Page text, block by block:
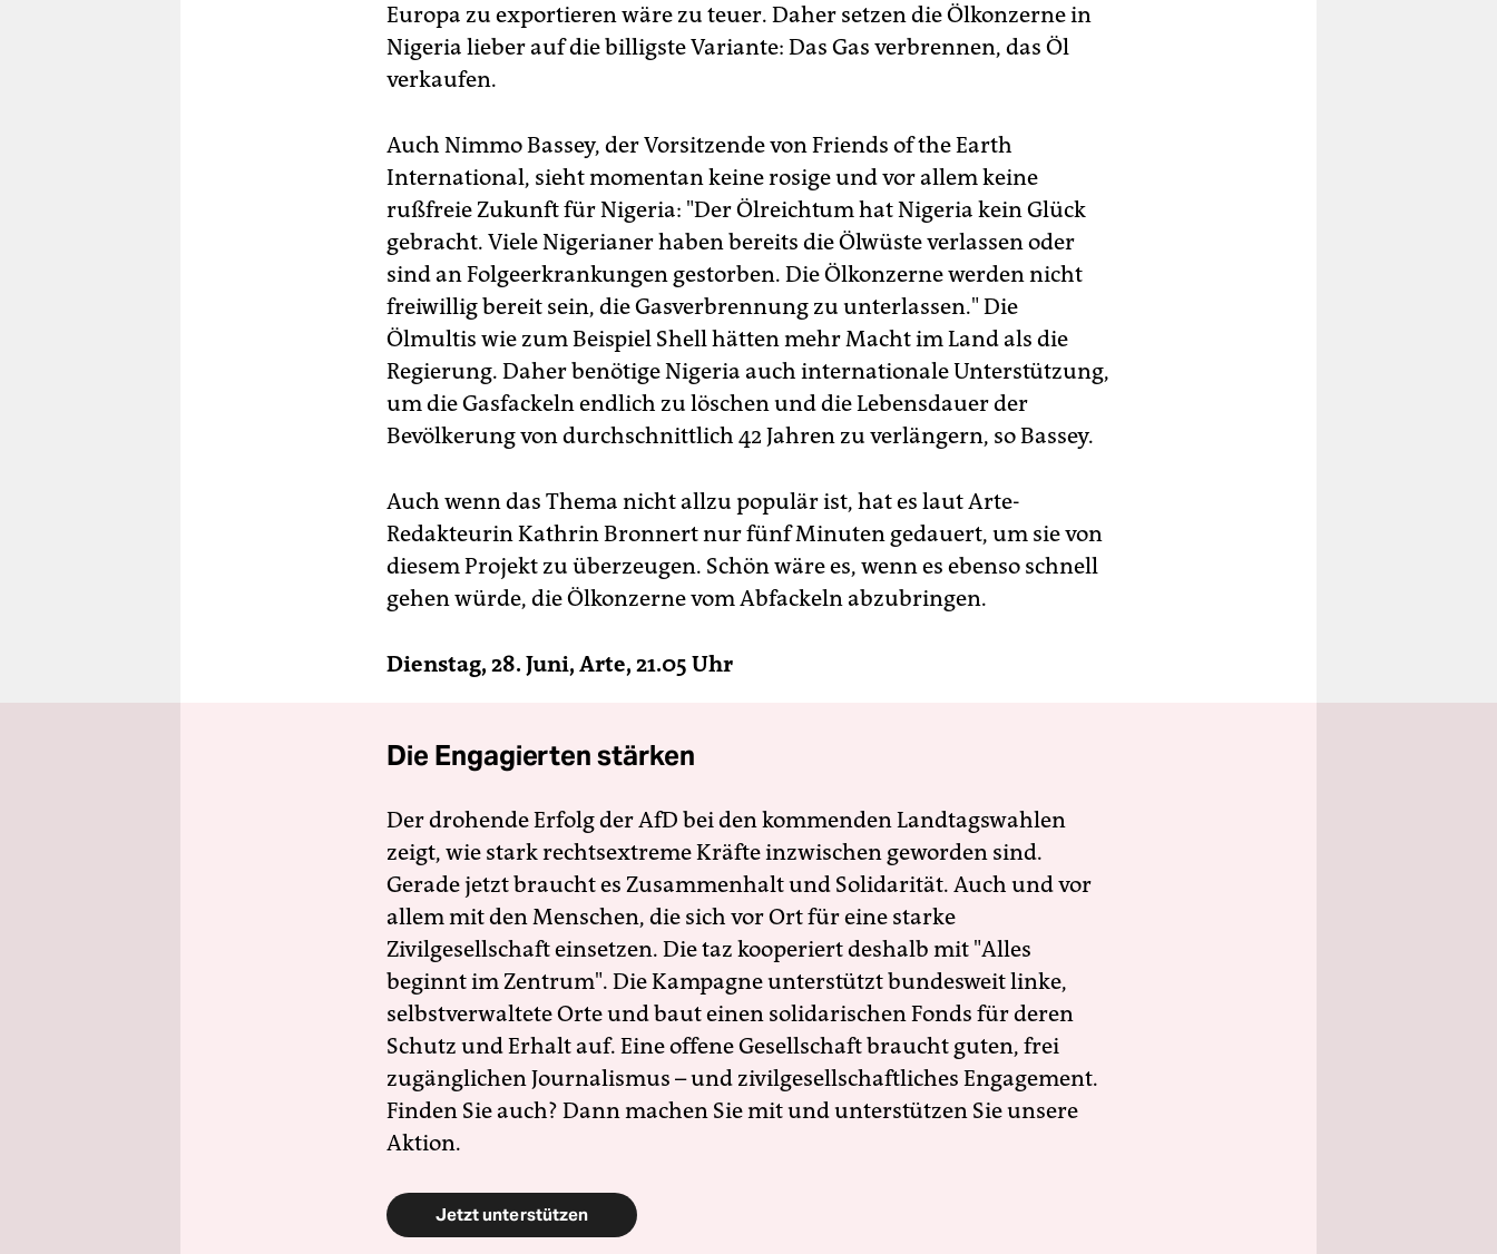
Europa zu exportieren wäre zu teuer. Daher setzen die Ölkonzerne in
Nigeria lieber auf die billigste Variante: Das Gas verbrennen, das Öl
verkaufen.
Auch Nimmo Bassey, der Vorsitzende von Friends of the Earth
International, sieht momentan keine rosige und vor allem keine
rußfreie Zukunft für Nigeria: "Der Ölreichtum hat Nigeria kein Glück
gebracht. Viele Nigerianer haben bereits die Ölwüste verlassen oder
sind an Folgeerkrankungen gestorben. Die Ölkonzerne werden nicht
freiwillig bereit sein, die Gasverbrennung zu unterlassen." Die
Ölmultis wie zum Beispiel Shell hätten mehr Macht im Land als die
Regierung. Daher benötige Nigeria auch internationale Unterstützung,
um die Gasfackeln endlich zu löschen und die Lebensdauer der
Bevölkerung von durchschnittlich 42 Jahren zu verlängern, so Bassey.
Auch wenn das Thema nicht allzu populär ist, hat es laut Arte-
Redakteurin Kathrin Bronnert nur fünf Minuten gedauert, um sie von
diesem Projekt zu überzeugen. Schön wäre es, wenn es ebenso schnell
gehen würde, die Ölkonzerne vom Abfackeln abzubringen.
Dienstag, 28. Juni, Arte, 21.05 Uhr
Die Engagierten stärken
Der drohende Erfolg der AfD bei den kommenden Landtagswahlen
zeigt, wie stark rechtsextreme Kräfte inzwischen geworden sind.
Gerade jetzt braucht es Zusammenhalt und Solidarität. Auch und vor
allem mit den Menschen, die sich vor Ort für eine starke
Zivilgesellschaft einsetzen. Die taz kooperiert deshalb mit "Alles
beginnt im Zentrum". Die Kampagne unterstützt bundesweit linke,
selbstverwaltete Orte und baut einen solidarischen Fonds für deren
Schutz und Erhalt auf. Eine offene Gesellschaft braucht guten, frei
zugänglichen Journalismus – und zivilgesellschaftliches Engagement.
Finden Sie auch? Dann machen Sie mit und unterstützen Sie unsere
Aktion.
Jetzt unterstützen